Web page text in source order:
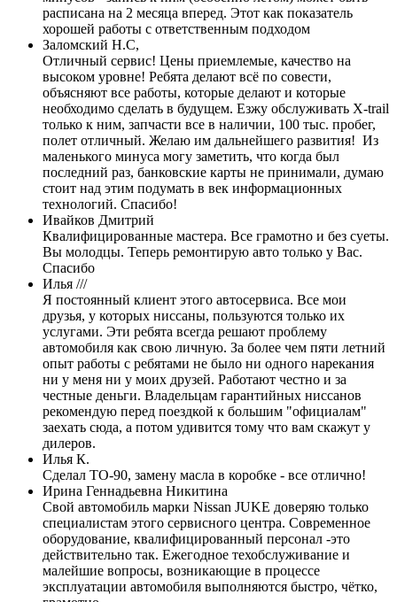
расписана на 2 месяца вперед. Этот как показатель
хорошей работы с ответственным подходом
Заломский Н.С,
Отличный сервис! Цены приемлемые, качество на
высоком уровне! Ребята делают всё по совести,
объясняют все работы, которые делают и которые
необходимо сделать в будущем. Езжу обслуживать X-trail
только к ним, запчасти все в наличии, 100 тыс. пробег,
полет отличный. Желаю им дальнейшего развития! Из
маленького минуса могу заметить, что когда был
последний раз, банковские карты не принимали, думаю
стоит над этим подумать в век информационных
технологий. Спасибо!
Ивайков Дмитрий
Квалифицированные мастера. Все грамотно и без суеты.
Вы молодцы. Теперь ремонтирую авто только у Вас.
Спасибо
Илья ///
Я постоянный клиент этого автосервиса. Все мои
друзья, у которых ниссаны, пользуются только их
услугами. Эти ребята всегда решают проблему
автомобиля как свою личную. За более чем пяти летний
опыт работы с ребятами не было ни одного нарекания
ни у меня ни у моих друзей. Работают честно и за
честные деньги. Владельцам гарантийных ниссанов
рекомендую перед поездкой к большим "официалам"
заехать сюда, а потом удивится тому что вам скажут у
дилеров.
Илья К.
Сделал ТО-90, замену масла в коробке - все отлично!
Ирина Геннадьевна Никитина
Свой автомобиль марки Nissan JUKE доверяю только
специалистам этого сервисного центра. Современное
оборудование, квалифицированный персонал -это
действительно так. Ежегодное техобслуживание и
малейшие вопросы, возникающие в процессе
эксплуатации автомобиля выполняются быстро, чётко,